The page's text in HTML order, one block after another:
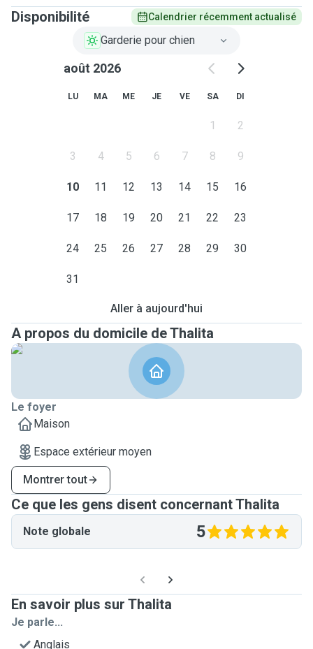
Disponibilité Calendrier récemment actualisé
Garderie pour chien
août 2026
LU MA ME JE VE SA DI
1 2
3 4 5 6 7 8 9
10 11 12 13 14 15 16
17 18 19 20 21 22 23
24 25 26 27 28 29 30
31
Aller à aujourd'hui
A propos du domicile de Thalita
Le foyer
Maison
Espace extérieur moyen
Montrer tout
Ce que les gens disent concernant Thalita
Note globale 5
En savoir plus sur Thalita
Je parle...
Anglais